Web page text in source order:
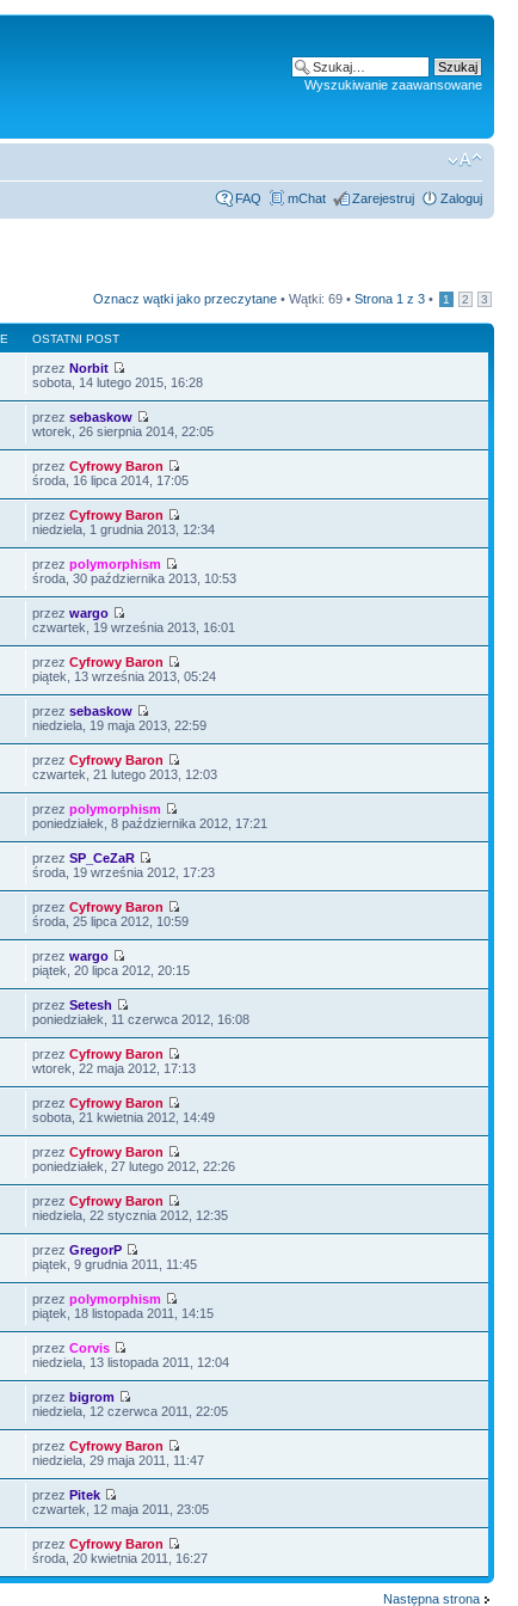
Wyszukiwanie zaawansowane
FAQ mChat Zarejestruj Zaloguj
Oznacz wątki jako przeczytane • Wątki: 69 • Strona 1 z 3 • 1 2 3
OSTATNI POST
przezNorbit
sobota, 14 lutego 2015, 16:28
przezsebaskow
wtorek, 26 sierpnia 2014, 22:05
przezCyfrowy Baron
środa, 16 lipca 2014, 17:05
przezCyfrowy Baron
niedziela, 1 grudnia 2013, 12:34
przezpolymorphism
środa, 30 października 2013, 10:53
przezwargo
czwartek, 19 września 2013, 16:01
przezCyfrowy Baron
piątek, 13 września 2013, 05:24
przezsebaskow
niedziela, 19 maja 2013, 22:59
przezCyfrowy Baron
czwartek, 21 lutego 2013, 12:03
przezpolymorphism
poniedziałek, 8 października 2012, 17:21
przezSP_CeZaR
środa, 19 września 2012, 17:23
przezCyfrowy Baron
środa, 25 lipca 2012, 10:59
przezwargo
piątek, 20 lipca 2012, 20:15
przezSetesh
poniedziałek, 11 czerwca 2012, 16:08
przezCyfrowy Baron
wtorek, 22 maja 2012, 17:13
przezCyfrowy Baron
sobota, 21 kwietnia 2012, 14:49
przezCyfrowy Baron
poniedziałek, 27 lutego 2012, 22:26
przezCyfrowy Baron
niedziela, 22 stycznia 2012, 12:35
przezGregorP
piątek, 9 grudnia 2011, 11:45
przezpolymorphism
piątek, 18 listopada 2011, 14:15
przezCorvis
niedziela, 13 listopada 2011, 12:04
przezbigrom
niedziela, 12 czerwca 2011, 22:05
przezCyfrowy Baron
niedziela, 29 maja 2011, 11:47
przezPitek
czwartek, 12 maja 2011, 23:05
przezCyfrowy Baron
środa, 20 kwietnia 2011, 16:27
Następna strona